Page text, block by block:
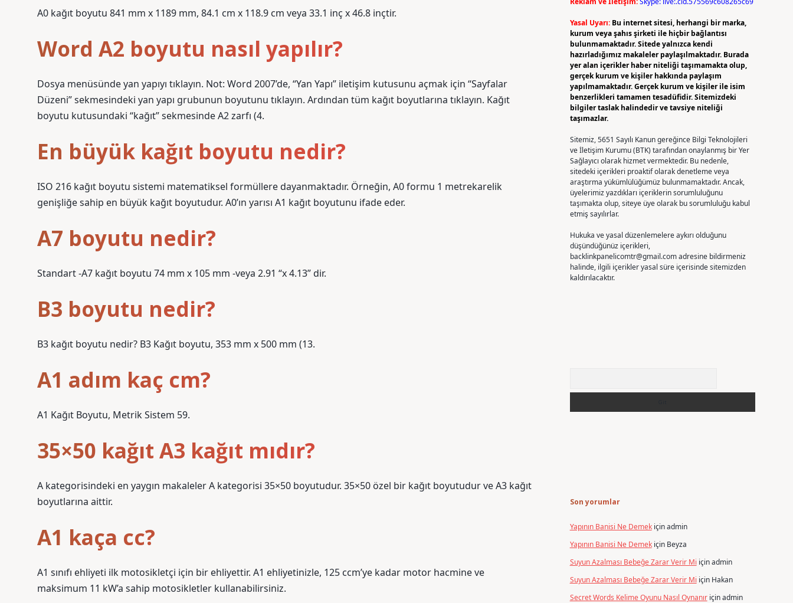
A0 kağıt boyutu 841 mm x 1189 mm, 84.1 cm x 118.9 cm veya 33.1 inç x 46.8 inçtir.
Word A2 boyutu nasıl yapılır?
Dosya menüsünde yan yapıyı tıklayın. Not: Word 2007’de, “Yan Yapı” iletişim kutusunu açmak için “Sayfalar
Düzeni” sekmesindeki yan yapı grubunun boyutunu tıklayın. Ardından tüm kağıt boyutlarına tıklayın. Kağıt
boyutu kutusundaki “kağıt” sekmesinde A2 zarfı (4.
En büyük kağıt boyutu nedir?
ISO 216 kağıt boyutu sistemi matematiksel formüllere dayanmaktadır. Örneğin, A0 formu 1 metrekarelik
genişliğe sahip en büyük kağıt boyutudur. A0’ın yarısı A1 kağıt boyutunu ifade eder.
A7 boyutu nedir?
Standart -A7 kağıt boyutu 74 mm x 105 mm -veya 2.91 “x 4.13” dir.
B3 boyutu nedir?
B3 kağıt boyutu nedir? B3 Kağıt boyutu, 353 mm x 500 mm (13.
A1 adım kaç cm?
A1 Kağıt Boyutu, Metrik Sistem 59.
35×50 kağıt A3 kağıt mıdır?
A kategorisindeki en yaygın makaleler A kategorisi 35×50 boyutudur. 35×50 özel bir kağıt boyutudur ve A3 kağıt
boyutlarına aittir.
A1 kaça cc?
A1 sınıfı ehliyeti ilk motosikletçi için bir ehliyettir. A1 ehliyetinizle, 125 ccm’ye kadar motor hacmine ve
maksimum 11 kW’a sahip motosikletler kullanabilirsiniz.
Yasal Uyarı: Bu internet sitesi, herhangi bir marka,
kurum veya şahıs şirketi ile hiçbir bağlantısı
bulunmamaktadır. Sitede yalnızca kendi
hazırladığımız makaleler paylaşılmaktadır. Burada
yer alan içerikler haber niteliği taşımamakta olup,
gerçek kurum ve kişiler hakkında paylaşım
yapılmamaktadır. Gerçek kurum ve kişiler ile isim
benzerlikleri tamamen tesadüfidir. Sitemizdeki
bilgiler taslak halindedir ve tavsiye niteliği
taşımazlar.
Sitemiz, 5651 Sayılı Kanun gereğince Bilgi Teknolojileri
ve İletişim Kurumu (BTK) tarafından onaylanmış bir Yer
Sağlayıcı olarak hizmet vermektedir. Bu nedenle,
sitedeki içerikleri proaktif olarak denetleme veya
araştırma yükümlülüğümüz bulunmamaktadır. Ancak,
üyelerimiz yazdıkları içeriklerin sorumluluğunu
taşımakta olup, siteye üye olarak bu sorumluluğu kabul
etmiş sayılırlar.
Hukuka ve yasal düzenlemelere aykırı olduğunu
düşündüğünüz içerikleri,
backlinkpanelicomtr@gmail.comadresine bildirmeniz
halinde, ilgili içerikler yasal süre içerisinde sitemizden
kaldırılacaktır.
Son yorumlar
Yapının Banisi Ne Demekiçinadmin
Yapının Banisi Ne Demekiçin Beyza
Suyun Azalması Bebeğe Zarar Verir Mi içinadmin
Suyun Azalması Bebeğe Zarar Verir Mi için Hakan
Secret Words Kelime Oyunu Nasıl Oynanıriçinadmin